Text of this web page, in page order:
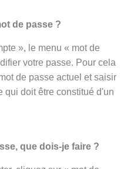
de passe ?
», le menu « mot de
votre passe. Pour cela
de passe actuel et saisir
qui doit être constitué d'un
que dois-je faire ?